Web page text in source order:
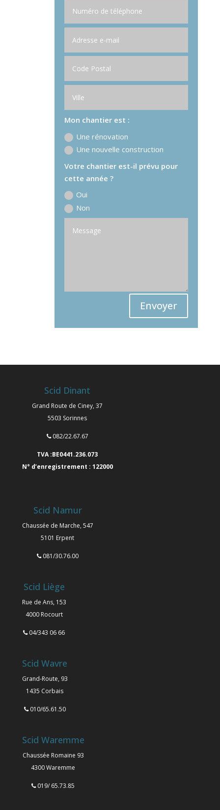
Mon chantier est :
Une rénovation
Une nouvelle construction
Votre chantier est-il prévu pour
cette année ?
Oui
Non
Envoyer
Scid Dinant
Grand Route de Ciney, 37
5503 Sorinnes
082/22.67.67
TVA :BE0441.236.073
N° d’enregistrement : 122000
Scid Namur
Chaussée de Marche, 547
5101 Erpent
081/30.76.00
Scid Liège
Rue de Ans, 153
4000 Rocourt
04/343 06 66
Scid Wavre
Grand-Route, 93
1435 Corbais
010/65.61.50
Scid Waremme
Chaussée Romaine 93
4300 Waremme
019/ 65.73.85